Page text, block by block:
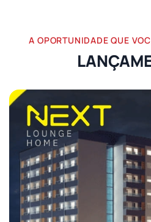
A OPORTUNIDADE QUE